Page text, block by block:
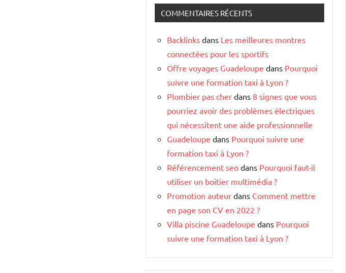
COMMENTAIRES RÉCENTS
Backlinks dans Les meilleures montres
connectées pour les sportifs
Offre voyages Guadeloupe dans Pourquoi
suivre une formation taxi à Lyon ?
Plombier pas cher dans 8 signes que vous
pourriez avoir des problèmes électriques
qui nécessitent une aide professionnelle
Guadeloupe dans Pourquoi suivre une
formation taxi à Lyon ?
Référencement seo dans Pourquoi faut-il
utiliser un boitier multimédia ?
Promotion auteur dans Comment mettre
en page son CV en 2022 ?
Villa piscine Guadeloupe dans Pourquoi
suivre une formation taxi à Lyon ?